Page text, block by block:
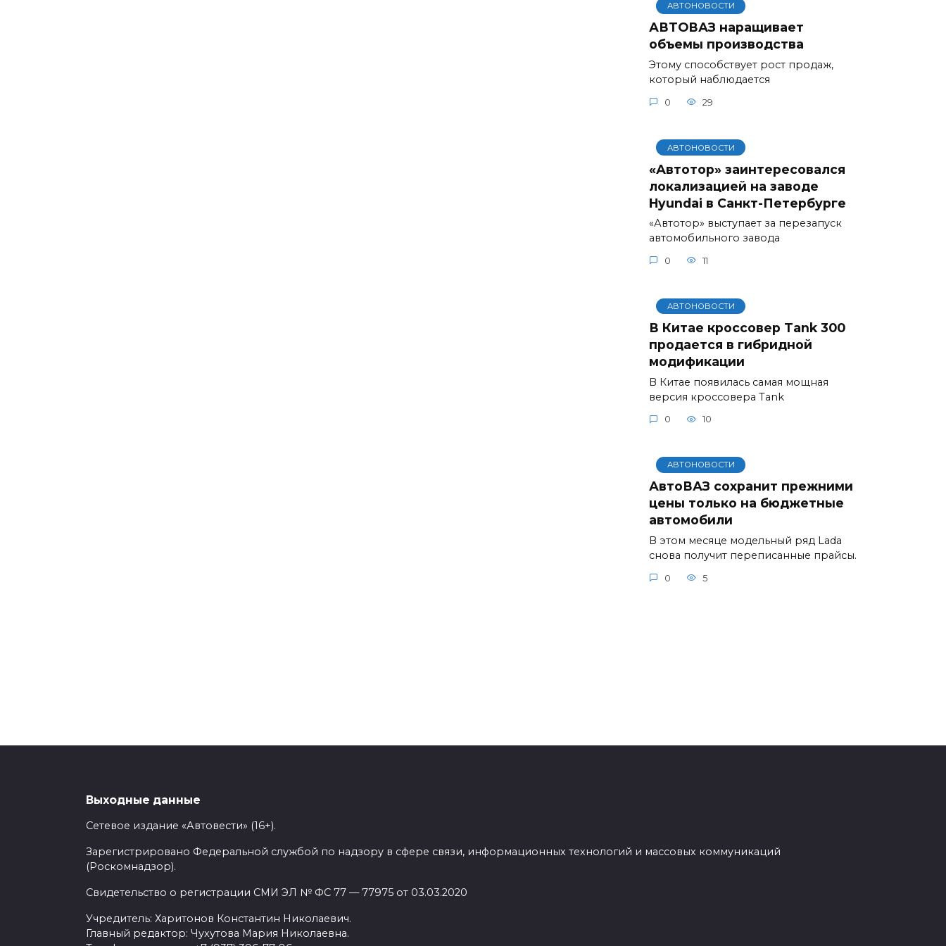
АВТОНОВОСТИ
АВТОВАЗ наращивает
объемы производства
Этому способствует рост продаж,
который наблюдается
0 29
АВТОНОВОСТИ
«Автотор» заинтересовался
локализацией на заводе
Hyundai в Санкт-Петербурге
«Автотор» выступает за перезапуск
автомобильного завода
0 11
АВТОНОВОСТИ
В Китае кроссовер Tank 300
продается в гибридной
модификации
В Китае появилась самая мощная
версия кроссовера Tank
0 10
АВТОНОВОСТИ
АвтоВАЗ сохранит прежними
цены только на бюджетные
автомобили
В этом месяце модельный ряд Lada
снова получит переписанные прайсы.
0 5
Выходные данные
Сетевое издание «Автовести» (16+).
Зарегистрировано Федеральной службой по надзору в сфере связи, информационных технологий и массовых коммуникаций
(Роскомнадзор).
Свидетельство о регистрации СМИ ЭЛ № ФС 77 — 77975 от 03.03.2020
Учредитель: Харитонов Константин Николаевич.
Главный редактор: Чухутова Мария Николаевна.